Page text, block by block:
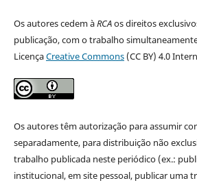
Os autores cedem àRCAos direitos
publicação, com o trabalho
LicençaCreative Commons(CC BY) 4.0
Os autores têm autorização para assumir
separadamente, para distribuição não
trabalho publicada neste periódico (ex.:
institucional, em site pessoal, publicar uma